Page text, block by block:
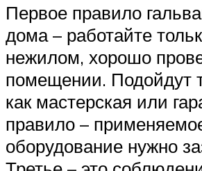
Первое правило
дома – работайте
нежилом, хорошо
помещении. Подойдут
как мастерская или
правило –
оборудование нужно